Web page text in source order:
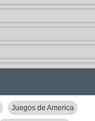
Juegos de America